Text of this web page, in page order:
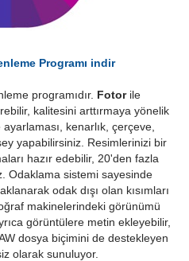
Programı indir
programıdır. Fotorile
kalitesini arttırmaya yönelik
kenarlık, çerçeve,
yapabilirsiniz. Resimlerinizi bir
hazır edebilir, 20'den fazla
Odaklama sistemi sayesinde
odak dışı olan kısımları
makinelerindeki görünümü
görüntülere metin ekleyebilir,
dosya biçimini de destekleyen
olarak sunuluyor.